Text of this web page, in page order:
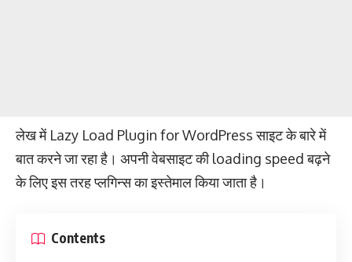
लेख में Lazy Load Plugin for WordPress साइट के बारे में
बात करने जा रहा है। अपनी वेबसाइट की loading speed बढ़ने
के लिए इस तरह प्लगिन्स का इस्तेमाल किया जाता है।
Contents